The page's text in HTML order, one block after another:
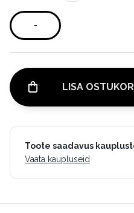
-
LISA
Toote saadavus
Vaata kaupluseid